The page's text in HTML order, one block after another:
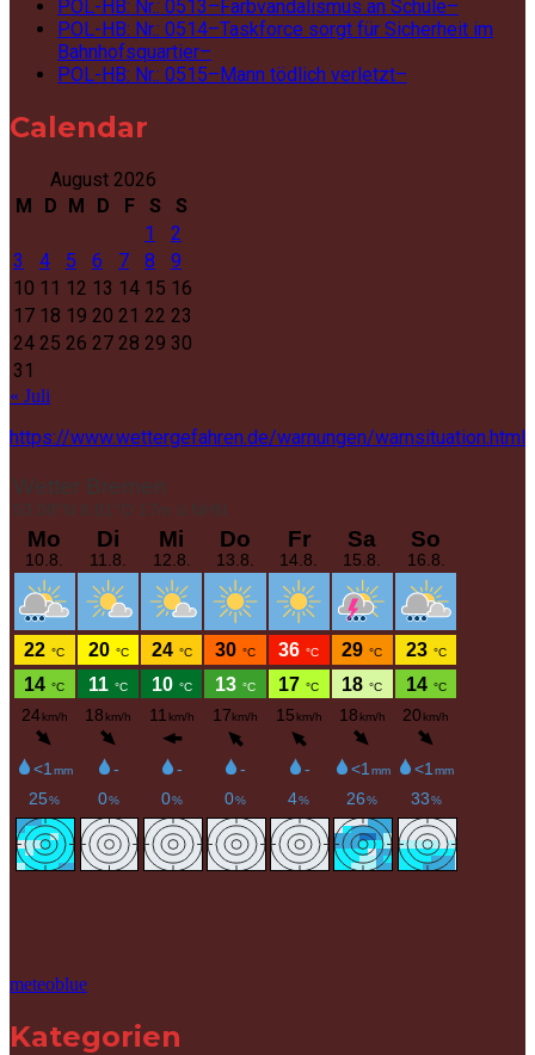
POL-HB: Nr.: 0513–Farbvandalismus an Schule–
POL-HB: Nr.: 0514–Taskforce sorgt für Sicherheit im
Bahnhofsquartier–
POL-HB: Nr.: 0515–Mann tödlich verletzt–
Calendar
August 2026
M
D M D F S
S
1
2
3
4 5 6 7 8
9
10 11 12 13 14 15 16
17 18 19 20 21 22 23
24 25 26 27 28 29 30
31
« Juli
https://www.wettergefahren.de/warnungen/warnsituation.html
meteoblue
Kategorien